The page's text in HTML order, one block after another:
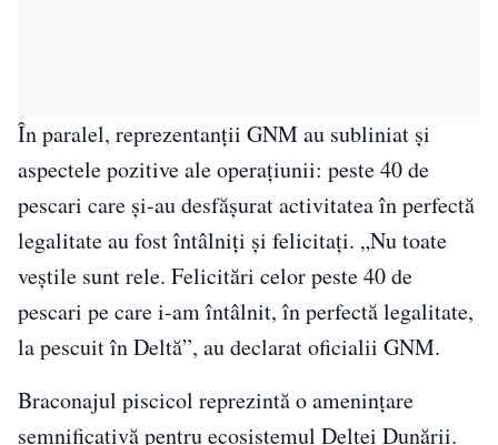
În paralel, reprezentanții GNM au subliniat și
aspectele pozitive ale operațiunii: peste 40 de
pescari care și-au desfășurat activitatea în perfectă
legalitate au fost întâlniți și felicitați. „Nu toate
veștile sunt rele. Felicitări celor peste 40 de
pescari pe care i-am întâlnit, în perfectă legalitate,
la pescuit în Deltă”, au declarat oficialii GNM.
Braconajul piscicol reprezintă o amenințare
semnificativă pentru ecosistemul Deltei Dunării.